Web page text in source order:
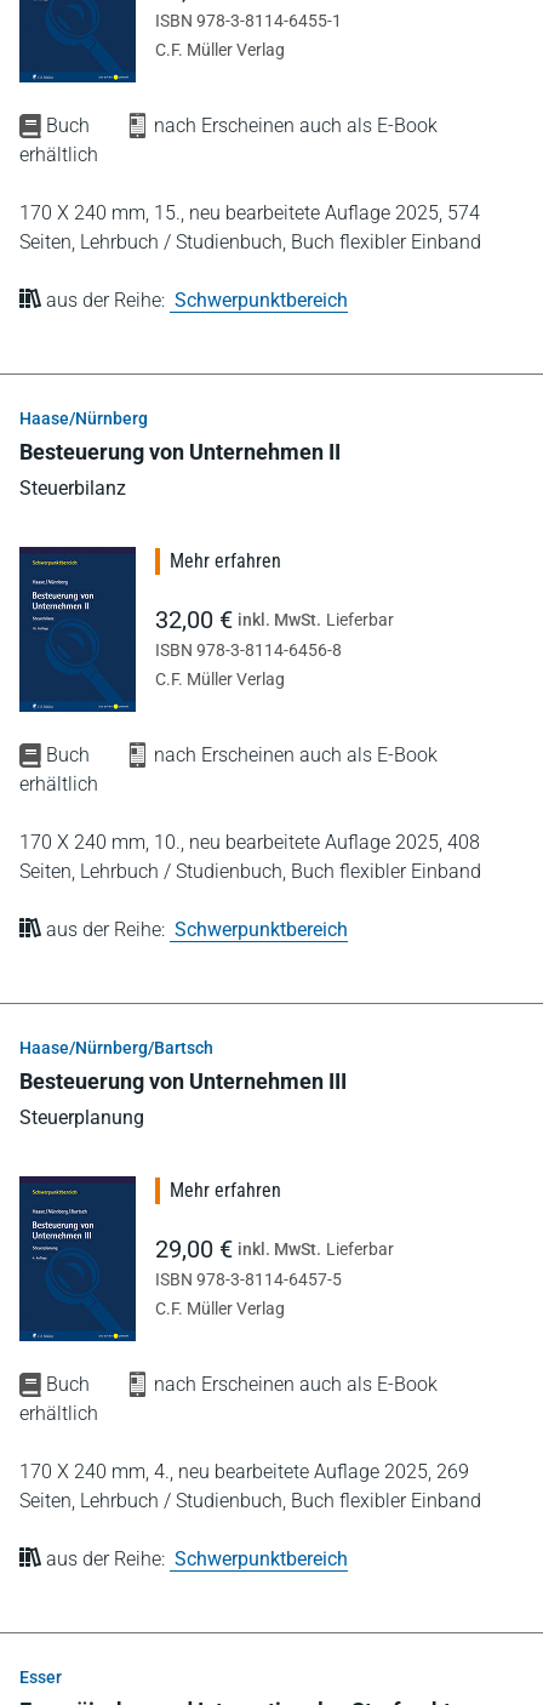
Buch
nach Erscheinen auch als E-Book
erhältlich
170 X 240 mm, 15., neu bearbeitete Auflage 2025, 574
Seiten, Lehrbuch / Studienbuch, Buch flexibler Einband
aus der Reihe: Schwerpunktbereich
ISBN 978-3-8114-6455-1
C.F. Müller Verlag
Haase/Nürnberg
Besteuerung von Unternehmen II
Steuerbilanz
Buch
nach Erscheinen auch als E-Book
erhältlich
170 X 240 mm, 10., neu bearbeitete Auflage 2025, 408
Seiten, Lehrbuch / Studienbuch, Buch flexibler Einband
aus der Reihe: Schwerpunktbereich
Mehr erfahren
32,00 € inkl. MwSt. Lieferbar
ISBN 978-3-8114-6456-8
C.F. Müller Verlag
Haase/Nürnberg/Bartsch
Besteuerung von Unternehmen III
Steuerplanung
Buch
nach Erscheinen auch als E-Book
erhältlich
170 X 240 mm, 4., neu bearbeitete Auflage 2025, 269
Seiten, Lehrbuch / Studienbuch, Buch flexibler Einband
aus der Reihe: Schwerpunktbereich
Mehr erfahren
29,00 € inkl. MwSt. Lieferbar
ISBN 978-3-8114-6457-5
C.F. Müller Verlag
Esser